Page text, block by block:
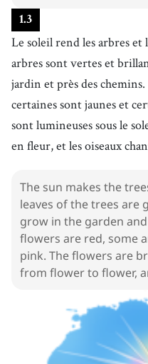
1.3
Le soleil rend les arbres et
arbres sont vertes et
jardin et près des chemins.
certaines sont jaunes et
sont lumineuses sous le
en fleur, et les oiseaux
The sun makes the
leaves of the trees are
grow in the garden
flowers are red, some
pink. The flowers are
from flower to flower,